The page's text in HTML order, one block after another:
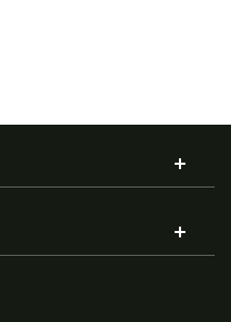
länkar